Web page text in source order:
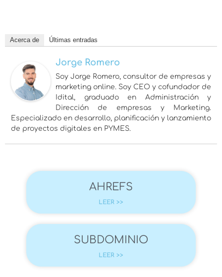
Acerca de Últimas entradas
Jorge Romero
Soy Jorge Romero, consultor de empresas y
marketing online. Soy CEO y cofundador de
Idital, graduado en Administración y
Dirección de empresas y Marketing.
Especializado en desarrollo, planificación y lanzamiento
de proyectos digitales en PYMES.
AHREFS
LEER >>
SUBDOMINIO
LEER >>